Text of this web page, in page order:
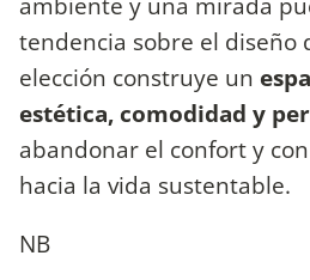
tendencia sobre el diseño
elección construye un
estética, comodidad y
abandonar el confort y
hacia la vida sustentable.
NB